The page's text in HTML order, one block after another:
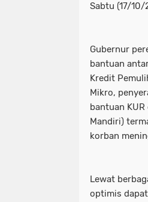
Sabtu (17/
Gubernur
bantuan
Kredit
Mikro,
bantuan
Mandiri)
korban
Lewat
optimis